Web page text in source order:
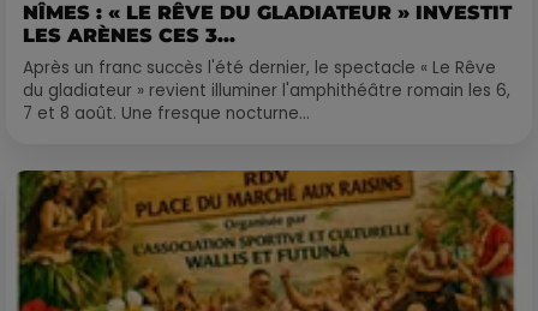
NÎMES : « LE RÊVE DU GLADIATEUR » INVESTIT
LES ARÈNES CES 3...
Après un franc succès l'été dernier, le spectacle « Le Rêve
du gladiateur » revient illuminer l'amphithéâtre romain les 6,
7 et 8 août. Une fresque nocturne...